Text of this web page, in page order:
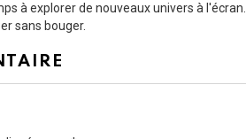
à explorer de nouveaux univers à l'écran.
sans bouger.